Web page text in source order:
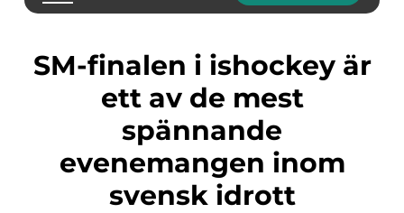
SM-finalen i ishockey är
ett av de mest
spännande
evenemangen inom
svensk idrott